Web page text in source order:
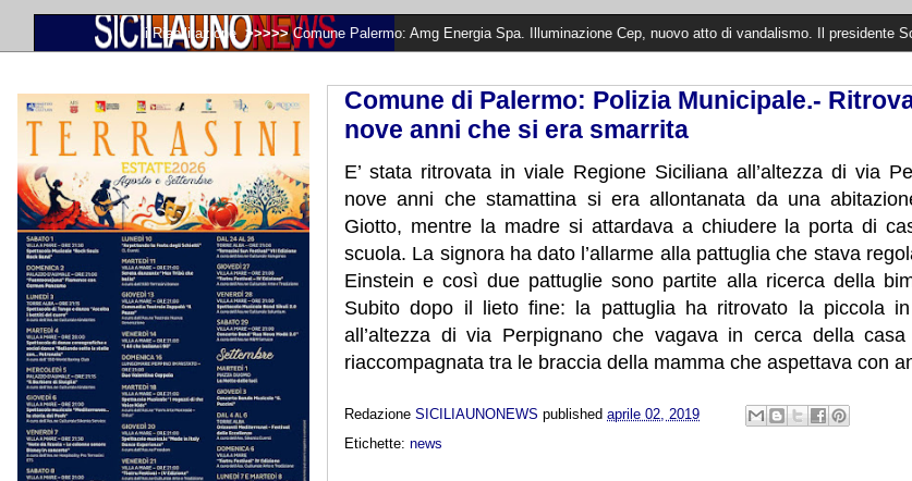
e di Riabilitazione >>>>> Comune Palermo: Amg Energia Spa. Illuminazione Cep, nuovo atto di vandalismo. Il presidente Scoma:
Comune di Palermo: Polizia Municipale.-
nove anni che si era smarrita
E’ stata ritrovata in viale Regione Siciliana all’altezza di via
nove anni che stamattina si era allontanata da una
Giotto, mentre la madre si attardava a chiudere la porta di
scuola. La signora ha dato l’allarme alla pattuglia che stava
Einstein e così due pattuglie sono partite alla ricerca della
Subito dopo il lieto fine: la pattuglia ha ritrovato la piccola
all’altezza di via Perpignano che vagava in cerca della
riaccompagnata tra le braccia della mamma che aspettava con
Redazione SICILIAUNONEWS published aprile 02, 2019
Etichette: news